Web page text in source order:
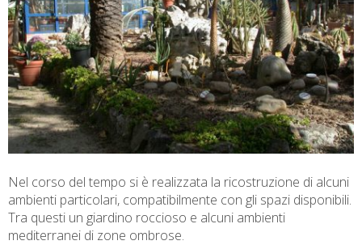
Nel corso del tempo si è realizzata la ricostruzione di alcuni
ambienti particolari, compatibilmente con gli spazi disponibili.
Tra questi un giardino roccioso e alcuni ambienti
mediterranei di zone ombrose.